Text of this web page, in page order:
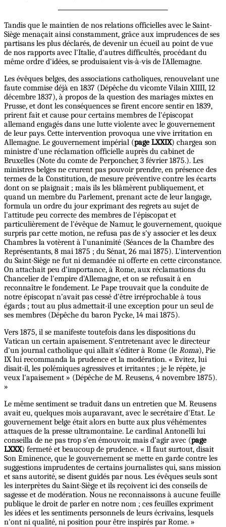
Tandis que le maintien de nos relations officielles avec le Saint-
Siège menaçait ainsi constamment, grâce aux imprudences de ses
partisans les plus déclarés, de devenir un écueil au point de vue
de nos rapports avec l'Italie, d'autres difficultés, procédant du
même ordre d'idées, se produisaient vis-à-vis de l'Allemagne.
Les évêques belges, des associations catholiques, renouvelant une
faute commise déjà en 1837 (Dépêche du vicomte Vilain XIIII, 12
décembre 1837), à propos de la question des mariages mixtes en
Prusse, et dont les conséquences se firent encore sentir en 1839,
prirent fait et cause pour certains membres de l'épiscopat
allemand engagés dans une lutte violente avec le gouvernement
de leur pays. Cette intervention provoqua une vive irritation en
Allemagne. Le gouvernement impérial (page LXXIX) chargea son
ministre d'une réclamation officielle auprès du cabinet de
Bruxelles (Note du comte de Perponcher, 3 février 1875.). Les
ministres belges ne crurent pas pouvoir prendre, en présence des
termes de la Constitution, de mesure préventive contre les écarts
dont on se plaignait ; mais ils les blâmèrent publiquement, et
quand un membre du Parlement, prenant acte de leur langage,
formula un ordre du jour exprimant des regrets au sujet de
l'attitude peu correcte des membres de l'épiscopat et
particulièrement de l'évêque de Namur, le gouvernement, quoique
surpris par cette motion, ne refusa pas de s'y associer et les deux
Chambres la votèrent à l'unanimité (Séances de la Chambre des
Représentants, 8 mai 1875 ; du Sénat, 26 mai 1875). L'intervention
du Saint-Siège ne fut ni demandée ni offerte en cette circonstance.
On attachait peu d'importance, à Rome, aux réclamations du
Chancelier de l'empire d'Allemagne, et on se refusait à en
reconnaître le fondement. Le Pape trouvait que la conduite de
notre épiscopat n'avait pas cessé d'être irréprochable à tous
égards ; tout au plus admettait-il une exception pour un seul de
ses membres (Dépêche du baron Pycke, 14 mai 1875).
Vers 1875, il se manifeste toutefois dans les dispositions du
Vatican un certain apaisement. S'entretenant avec le directeur
d'un journal catholique qui allait s'éditer à Rome (le Roma), Pie
IX lui recommanda la prudence et la modération. « Evitez, lui
disait-il, les polémiques agressives et irritantes ; je le répète, je
veux l'apaisement » (Dépêche de M. Reusens, 4 novembre 1875).
»
Le même sentiment se traduit dans un entretien que M. Reusens
avait eu, quelques mois auparavant, avec le secrétaire d'Etat. Le
gouvernement belge était alors en butte aux plus véhémentes
attaques de la presse ultramontaine. Le cardinal Antonelli lui
conseilla de ne pas trop s'en émouvoir, mais d'agir avec (page
LXXX) fermeté et beaucoup de prudence. « Il faut surtout, disait
Son Eminence, que le gouvernement se mette en garde contre les
suggestions imprudentes de certains journalistes qui, sans mission
et sans autorité, se disent guidés par nous. Les évêques seuls sont
les interprètes du Saint-Siège et ils reçoivent ici des conseils de
sagesse et de modération. Nous ne reconnaissons à aucune feuille
publique le droit de parler en notre nom ; ces feuilles expriment
les idées et les sentiments personnels de leurs écrivains, lesquels
n'ont ni qualité, ni position pour être inspirés par Rome. »